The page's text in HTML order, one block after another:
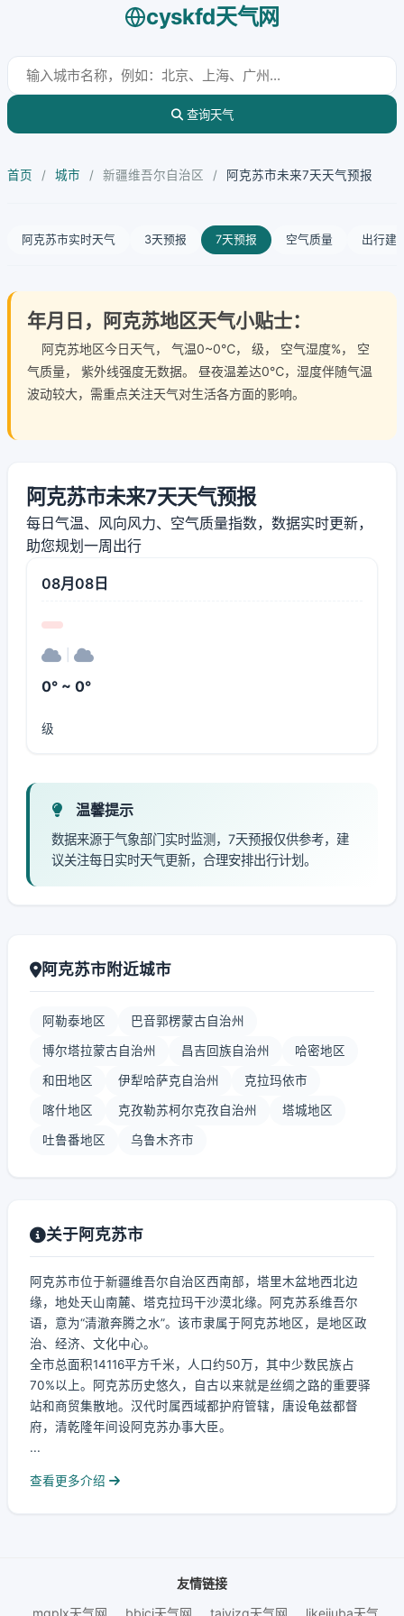
cyskfd天气网
查询天气
首页 / 城市 / 新疆维吾尔自治区 / 阿克苏市未来7天天气预报
阿克苏市实时天气 3天预报 7天预报 空气质量 出行建
年月日，阿克苏地区天气小贴士：
阿克苏地区今日天气， 气温0~0℃， 级， 空气湿度%， 空
气质量， 紫外线强度无数据。 昼夜温差达0℃，湿度伴随气温
波动较大，需重点关注天气对生活各方面的影响。
阿克苏市未来7天天气预报
每日气温、风向风力、空气质量指数，数据实时更新，
助您规划一周出行
08月08日
0° ~ 0°
级
温馨提示
数据来源于气象部门实时监测，7天预报仅供参考，建
议关注每日实时天气更新，合理安排出行计划。
阿克苏市附近城市
阿勒泰地区 巴音郭楞蒙古自治州
博尔塔拉蒙古自治州 昌吉回族自治州 哈密地区
和田地区 伊犁哈萨克自治州 克拉玛依市
喀什地区 克孜勒苏柯尔克孜自治州 塔城地区
吐鲁番地区 乌鲁木齐市
关于阿克苏市
阿克苏市位于新疆维吾尔自治区西南部，塔里木盆地西北边
缘，地处天山南麓、塔克拉玛干沙漠北缘。阿克苏系维吾尔
语，意为“清澈奔腾之水”。该市隶属于阿克苏地区，是地区政
治、经济、文化中心。
全市总面积14116平方千米，人口约50万，其中少数民族占
70%以上。阿克苏历史悠久，自古以来就是丝绸之路的重要驿
站和商贸集散地。汉代时属西域都护府管辖，唐设龟兹都督
府，清乾隆年间设阿克苏办事大臣。
...
查看更多介绍
友情链接
mgplx天气网
bbjcj天气网 taiyizg天气网 likejiuba天气